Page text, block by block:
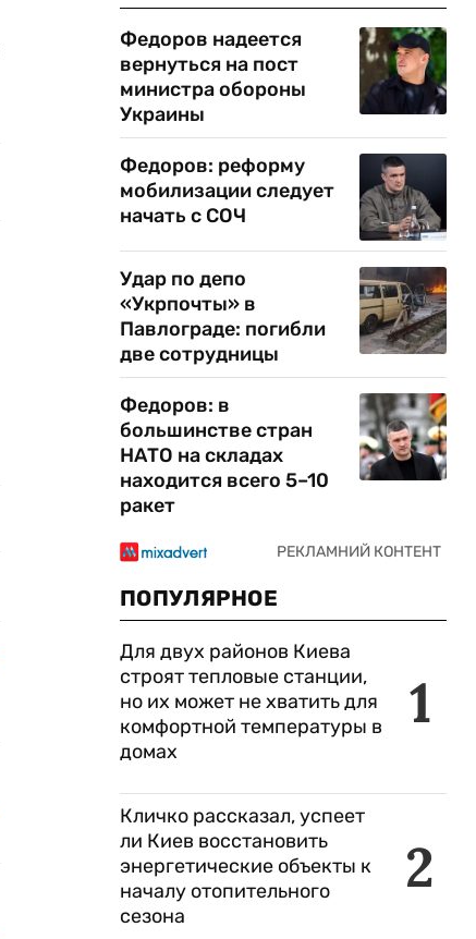
Федоров надеется
вернуться на пост
министра обороны
Украины
Федоров: реформу
мобилизации следует
начать с СОЧ
Удар по депо
«Укрпочты» в
Павлограде: погибли
две сотрудницы
Федоров: в
большинстве стран
НАТО на складах
находится всего 5–10
ракет
ПОПУЛЯРНОЕ
1
Для двух районов Киева
строят тепловые станции,
но их может не хватить для
комфортной температуры в
домах
2
Кличко рассказал, успеет
ли Киев восстановить
энергетические объекты к
началу отопительного
сезона